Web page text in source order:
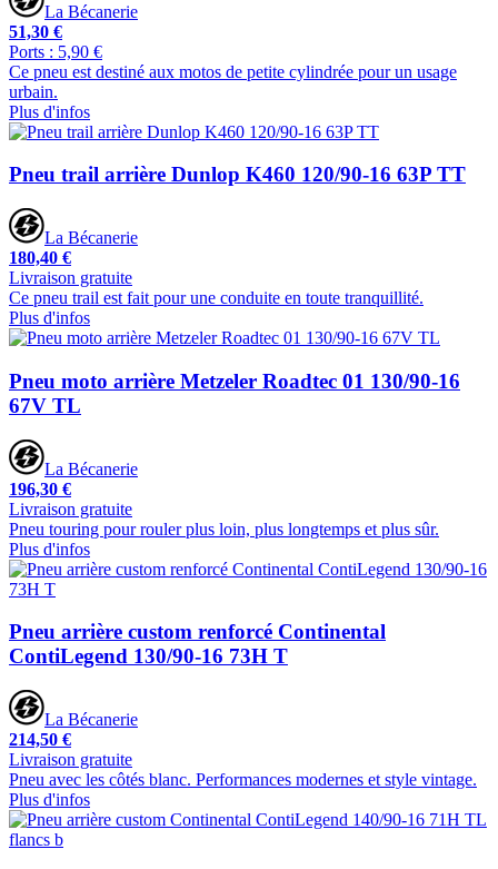
La Bécanerie
51,30 €
Ports : 5,90 €
Ce pneu est destiné aux motos de petite cylindrée pour un usage
urbain.
Plus d'infos
Pneu trail arrière Dunlop K460 120/90-16 63P TT
La Bécanerie
180,40 €
Livraison gratuite
Ce pneu trail est fait pour une conduite en toute tranquillité.
Plus d'infos
Pneu moto arrière Metzeler Roadtec 01 130/90-16
67V TL
La Bécanerie
196,30 €
Livraison gratuite
Pneu touring pour rouler plus loin, plus longtemps et plus sûr.
Plus d'infos
Pneu arrière custom renforcé Continental
ContiLegend 130/90-16 73H T
La Bécanerie
214,50 €
Livraison gratuite
Pneu avec les côtés blanc. Performances modernes et style vintage.
Plus d'infos